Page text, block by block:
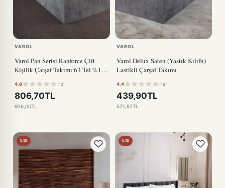
VAROL
Varol Pan Serisi Ranforce Çift
Kişilik Çarşaf Takımı 63 Tel %100
4.8 (10)
806,70TL
926,00TL
VAROL
Varol Delux Saten (Yastık Kılıflı)
Lastikli Çarşaf Takımı
4.4 (16)
439,90TL
571,87TL
%13 %13